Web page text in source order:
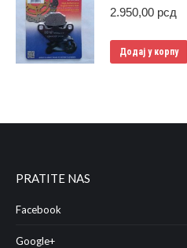
2.950,00 рсд
Додај у корпу
PRATITE NAS
Facebook
Google+